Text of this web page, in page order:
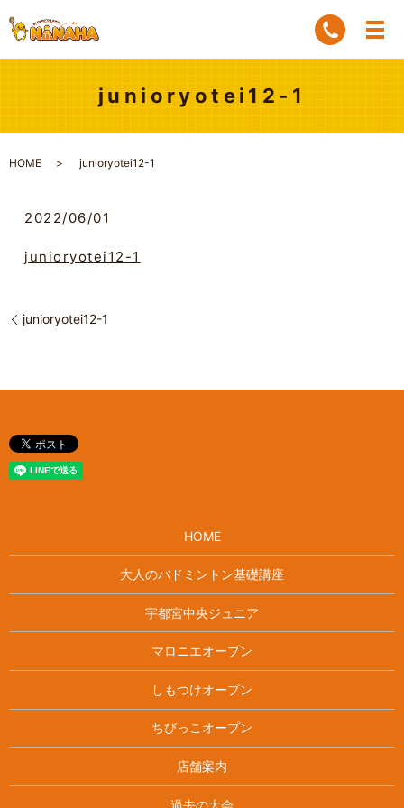
junioryotei12-1
HOME junioryotei12-1
2022/06/01
junioryotei12-1
junioryotei12-1
HOME
大人のバドミントン基礎講座
宇都宮中央ジュニア
マロニエオープン
しもつけオープン
ちびっこオープン
店舗案内
過去の大会